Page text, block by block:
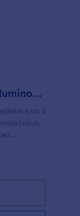
Modulo Di Verifica Dell’audit Illuminotecnico
con il